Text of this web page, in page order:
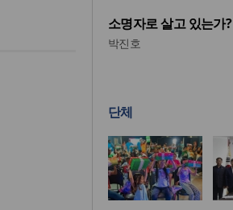
소명자로 살고 있는가?
박진호
단체